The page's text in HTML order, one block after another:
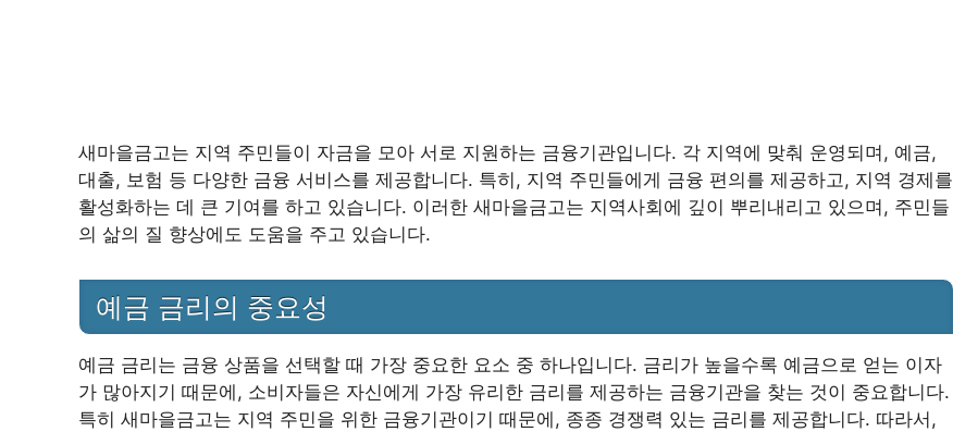
새마을금고는 지역 주민들이 자금을 모아 서로 지원하는 금융기관입니다. 각 지역에 맞춰 운영되며, 예금,
대출, 보험 등 다양한 금융 서비스를 제공합니다. 특히, 지역 주민들에게 금융 편의를 제공하고, 지역 경제를
활성화하는 데 큰 기여를 하고 있습니다. 이러한 새마을금고는 지역사회에 깊이 뿌리내리고 있으며, 주민들
의 삶의 질 향상에도 도움을 주고 있습니다.
예금 금리의 중요성
예금 금리는 금융 상품을 선택할 때 가장 중요한 요소 중 하나입니다. 금리가 높을수록 예금으로 얻는 이자
가 많아지기 때문에, 소비자들은 자신에게 가장 유리한 금리를 제공하는 금융기관을 찾는 것이 중요합니다.
특히 새마을금고는 지역 주민을 위한 금융기관이기 때문에, 종종 경쟁력 있는 금리를 제공합니다. 따라서,